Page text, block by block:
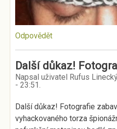
Odpovědět
Další důkaz!
Napsal uživatel Rufus
- 23:51.
Další důkaz! Fotografie
vyhackovaného torza